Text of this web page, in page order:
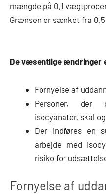
mængde på 0,1
Grænsen er sænket fra
De væsentlige ændringer
Fornyelse af
Personer, der
isocyanater, skal
Der indføres en
arbejde med
risiko for
Fornyelse af